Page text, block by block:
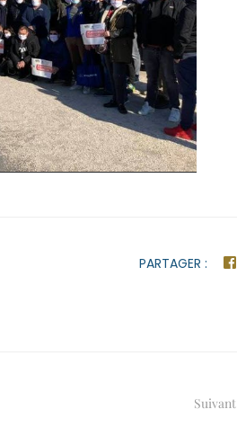
PARTAGER :
Suivant